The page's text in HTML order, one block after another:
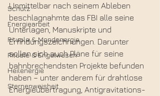
Schutz
Energiearbeit
Rituale & Mondenergie
Rituale & Engelwesen
Heilenergie
Sternenweisheit
Unmittelbar nach seinem Ableben
beschlagnahmte das FBI alle seine
Unterlagen, Manuskripte und
Erfindungszeichnungen. Darunter
sollen sich auch Pläne für seine
bahnbrechendsten Projekte befunden
haben – unter anderem für drahtlose
Energieübertragung, Antigravitations-